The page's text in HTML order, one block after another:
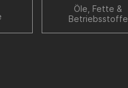
Öle, Fette &
Betriebsstoffe